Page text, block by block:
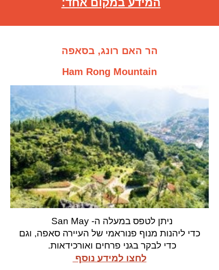
הר האם רונג, בסאפה
ניתן לטפס במעלה ה- San May
כדי ליהנות מנוף פנוראמי של העיירה סאפה, וגם
כדי לבקר בגני פרחים ואורכידאות.
לחצו למידע נוסף